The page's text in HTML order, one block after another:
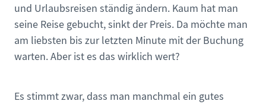
und Urlaubsreisen ständig ändern. Kaum hat man
seine Reise gebucht, sinkt der Preis. Da möchte man
am liebsten bis zur letzten Minute mit der Buchung
warten. Aber ist es das wirklich wert?
Es stimmt zwar, dass man manchmal ein gutes